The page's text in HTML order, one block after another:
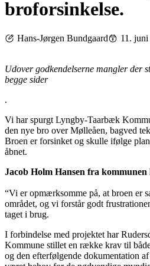
broforsinkelse.
Hans-Jørgen Bundgaard 11.
Udover godkendelserne mangler der
begge sider
.
Vi har spurgt Lyngby-Taarbæk
den nye bro over Mølleåen, bagved
Broen er forsinket og skulle ifølge
åbnet.
Jacob Holm Hansen fra kommunen
“Vi er opmærksomme på, at broen er
området, og vi forstår godt
taget i brug.
I forbindelse med projektet har
Kommune stillet en række krav til
og den efterfølgende dokumentation